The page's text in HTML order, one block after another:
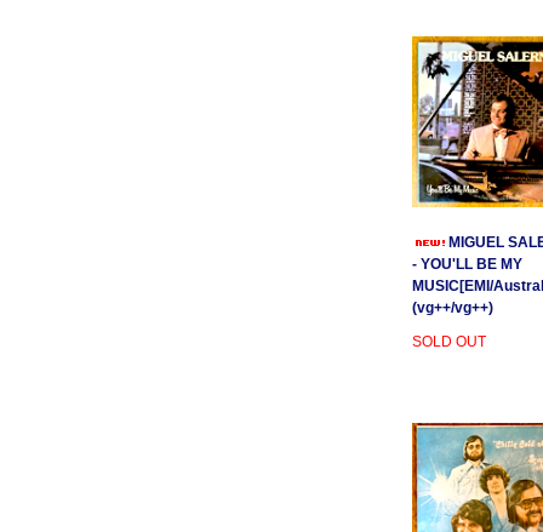
MIGUEL
- YOU'LL BE MY
MUSIC[EMI/
(vg++/vg++)
SOLD OUT